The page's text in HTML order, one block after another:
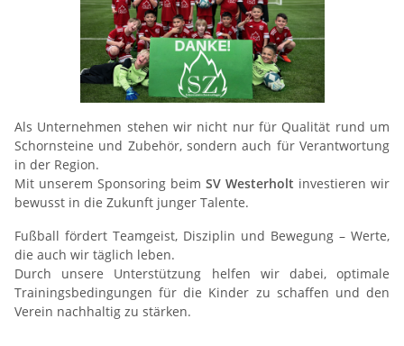
Als Unternehmen stehen wir nicht nur für Qualität rund um
Schornsteine und Zubehör, sondern auch für Verantwortung
in der Region.
Mit unserem Sponsoring beim SV Westerholt investieren wir
bewusst in die Zukunft junger Talente.
Fußball fördert Teamgeist, Disziplin und Bewegung – Werte,
die auch wir täglich leben.
Durch unsere Unterstützung helfen wir dabei, optimale
Trainingsbedingungen für die Kinder zu schaffen und den
Verein nachhaltig zu stärken.